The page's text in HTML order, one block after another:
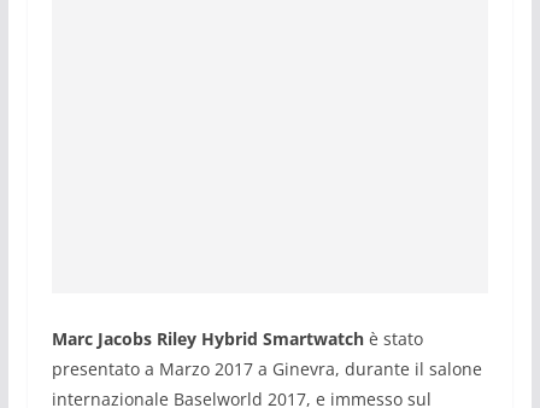
Marc Jacobs Riley Hybrid Smartwatch è stato
presentato a Marzo 2017 a Ginevra, durante il salone
internazionale Baselworld 2017, e immesso sul